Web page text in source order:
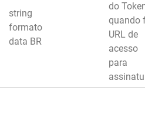
string
formato
data BR
do
quando
URL de
acesso
para